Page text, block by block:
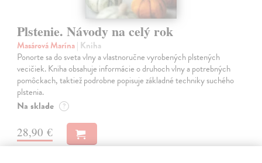
Plstenie. Návody na celý rok
Masárová Marína| Kniha
Ponorte sa do sveta vlny a vlastnoručne vyrobených plstených
vecičiek. Kniha obsahuje informácie o druhoch vlny a potrebných
pomôckach, taktiež podrobne popisuje základné techniky suchého
plstenia.
Na sklade ?
28,90 €